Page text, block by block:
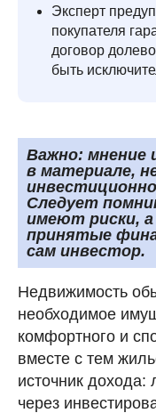
Эксперт
покупателя
договор
быть
Важно: мнение
в материале,
Следует
имеют риски,
принятые
сам инвестор.
Недвижимость
необходимое
комфортного и
вместе с тем
источник дохода:
через